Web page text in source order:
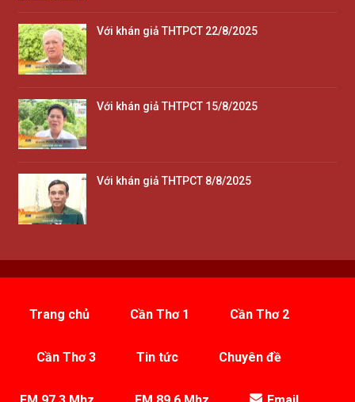
Với khán giả THTPCT 22/8/2025
Với khán giả THTPCT 15/8/2025
Với khán giả THTPCT 8/8/2025
Trang chủ Cần Thơ 1 Cần Thơ 2
Cần Thơ 3 Tin tức Chuyên đề